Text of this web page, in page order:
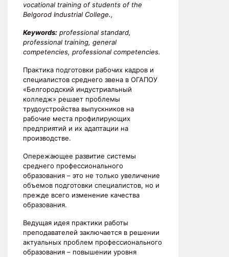
vocational training of students of the
Belgorod Industrial College.,
Keywords: professional standard,
professional training, general
competencies, professional competencies.
Практика подготовки рабочих кадров и
специалистов среднего звена в ОГАПОУ
«Белгородский индустриальный
колледж» решает проблемы
трудоустройства выпускников на
рабочие места профилирующих
предприятий и их адаптации на
производстве.
Опережающее развитие системы
среднего профессионального
образования – это не только увеличение
объемов подготовки специалистов, но и
прежде всего изменение качества
образования.
Ведущая идея практики работы
преподавателей заключается в решении
актуальных проблем профессионального
образования – повышении уровня